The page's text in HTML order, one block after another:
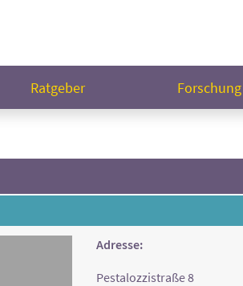
Ratgeber Forschung
Adresse:
Pestalozzistraße 8